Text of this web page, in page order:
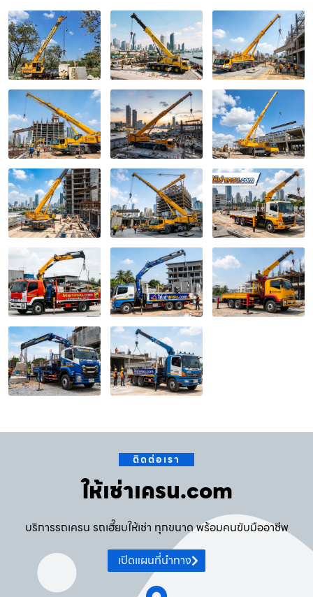
ติดต่อเรา
ให้เช่าเครน.com
บริการรถเครน รถเฮี๊ยบให้เช่า ทุกขนาด พร้อมคนขับมืออาชีพ
เปิดแผนที่นำทาง